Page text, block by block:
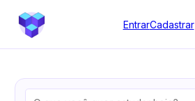
EntrarCadastrar